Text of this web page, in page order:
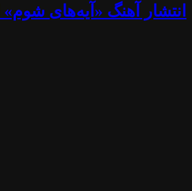
انتشار آهنگ «آیه‌های شوم» امید طوطیان - تلاوت